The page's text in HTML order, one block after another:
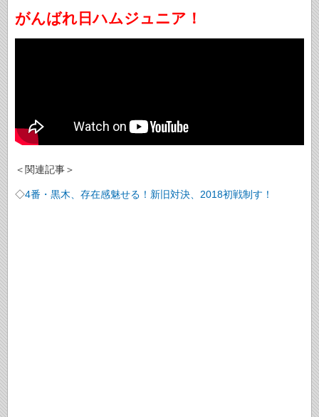
がんばれ日ハムジュニア！
＜関連記事＞
◇4番・黒木、存在感魅せる！新旧対決、2018初戦制す！